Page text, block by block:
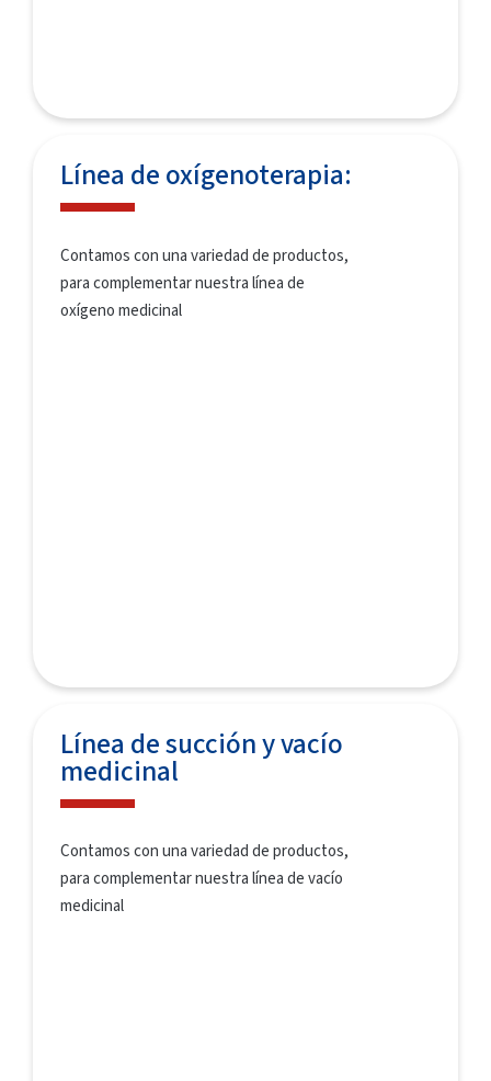
Línea de oxígenoterapia:
Contamos con una variedad de productos,
para complementar nuestra línea de
oxígeno medicinal
Línea de succión y vacío
medicinal
Contamos con una variedad de productos,
para complementar nuestra línea de vacío
medicinal